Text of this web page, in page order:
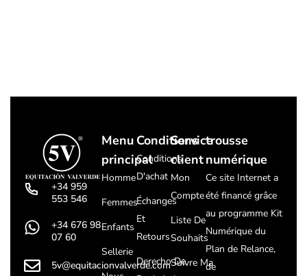
+34 959
553 546
+34 676 98
07 60
5v@equitacionvalverde.com
Menu
principal
Homme
Femmes
Enfants
Sellerie
Conditions
Conditions
D'achat
Échanges
Et
Retours
Derecho De
Service
client
Mon
Compte
Liste De
Souhaits
Suivre Ma
trousse
numérique
Ce site Internet a
été financé grâce
au programme Kit
Numérique du
Plan de Relance,
de